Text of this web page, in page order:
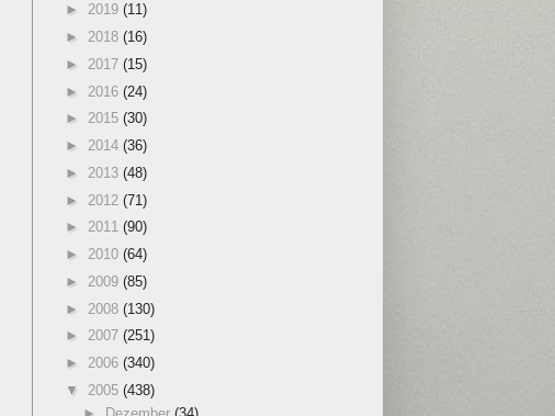
► 2019 (11)
► 2018 (16)
► 2017 (15)
► 2016 (24)
► 2015 (30)
► 2014 (36)
► 2013 (48)
► 2012 (71)
► 2011 (90)
► 2010 (64)
► 2009 (85)
► 2008 (130)
► 2007 (251)
► 2006 (340)
▼ 2005 (438)